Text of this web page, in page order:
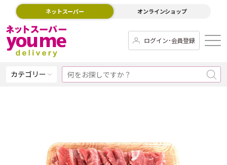
ネットスーパー オンラインショップ
ログイン･会員登録
カテゴリー